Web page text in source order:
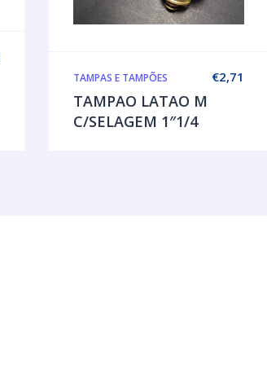
€2,71
TAMPAS E TAMPÕES
TAMPAO LATAO M
C/SELAGEM 1″1/4